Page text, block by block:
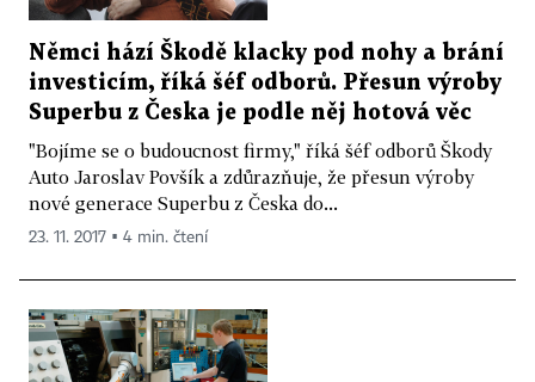
Němci hází Škodě klacky pod nohy a brání
investicím, říká šéf odborů. Přesun výroby
Superbu z Česka je podle něj hotová věc
"Bojíme se o budoucnost firmy," říká šéf odborů Škody
Auto Jaroslav Povšík a zdůrazňuje, že přesun výroby
nové generace Superbu z Česka do...
23. 11. 2017 ▪ 4 min. čtení